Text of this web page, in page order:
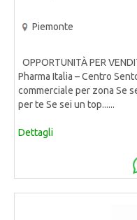
Piemonte
OPPORTUNITÀ PER
Pharma Italia – Centro
commerciale per zona Se
per te Se sei un top......
Dettagli